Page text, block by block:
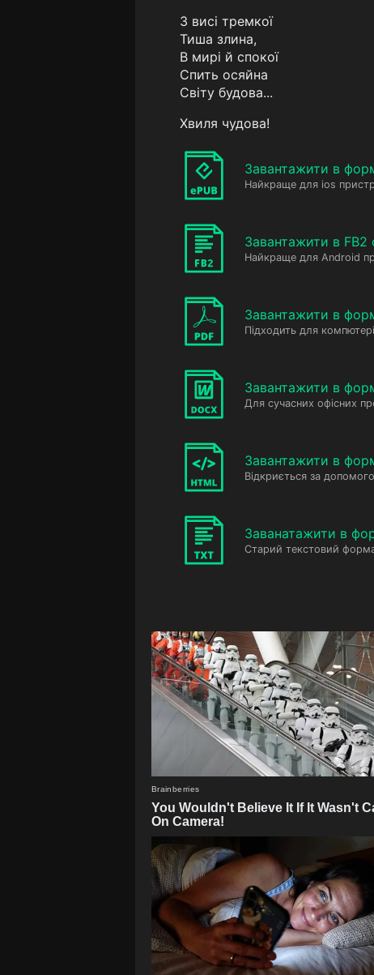
З висі тремкої
Тиша злина,
В мирі й спокої
Спить осяйна
Світу будова...
Хвиля чудова!
Завантажити в
Найкраще для ios
Завантажити в FB2
Найкраще для Android
Завантажити в
Підходить для
Завантажити в
Для сучасних офісних
Завантажити в
Відкриється за
Заванатажити в
Старий текстовий